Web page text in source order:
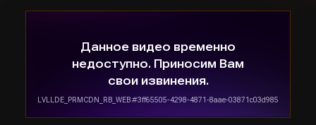
Видеопродакшен